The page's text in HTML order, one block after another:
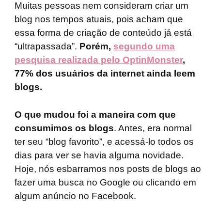
Muitas pessoas nem consideram criar um
blog nos tempos atuais, pois acham que
essa forma de criação de conteúdo já está
“ultrapassada”. Porém, segundo uma
pesquisa realizada pelo OptinMonster,
77% dos usuários da internet ainda leem
blogs.
O que mudou foi a maneira com que
consumimos os blogs. Antes, era normal
ter seu “blog favorito”, e acessá-lo todos os
dias para ver se havia alguma novidade.
Hoje, nós esbarramos nos posts de blogs ao
fazer uma busca no Google ou clicando em
algum anúncio no Facebook.